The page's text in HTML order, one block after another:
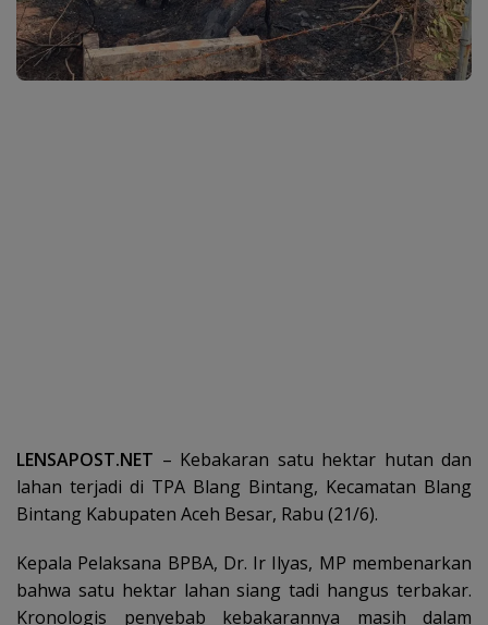
LENSAPOST.NET – Kebakaran satu hektar hutan dan
lahan terjadi di TPA Blang Bintang, Kecamatan Blang
Bintang Kabupaten Aceh Besar, Rabu (21/6).
Kepala Pelaksana BPBA, Dr. Ir Ilyas, MP membenarkan
bahwa satu hektar lahan siang tadi hangus terbakar.
Kronologis penyebab kebakarannya masih dalam